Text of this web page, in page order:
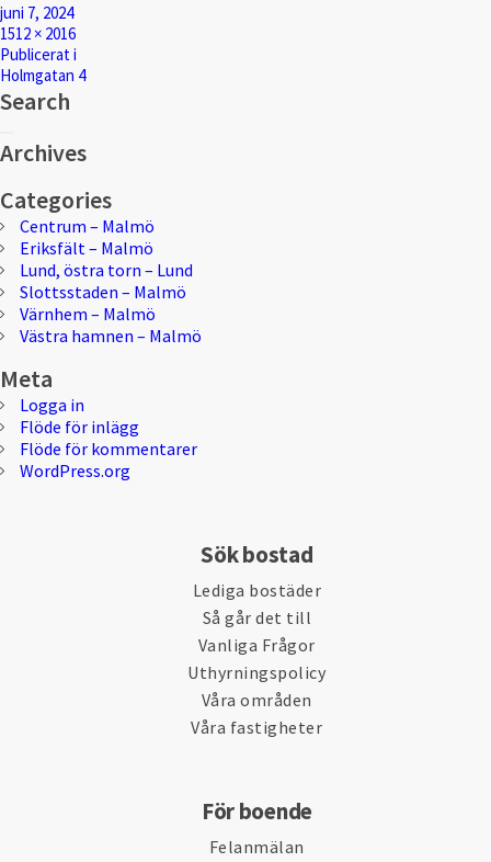
Postat
juni 7, 2024
Full
storlek
1512 × 2016
Inläggsnavigering
Publicerat i
Holmgatan 4
Search
efter:
Archives
Categories
Centrum – Malmö
Eriksfält – Malmö
Lund, östra torn – Lund
Slottsstaden – Malmö
Värnhem – Malmö
Västra hamnen – Malmö
Meta
Logga in
Flöde för inlägg
Flöde för kommentarer
WordPress.org
Sök bostad
Lediga bostäder
Så går det till
Vanliga Frågor
Uthyrningspolicy
Våra områden
Våra fastigheter
För boende
Felanmälan